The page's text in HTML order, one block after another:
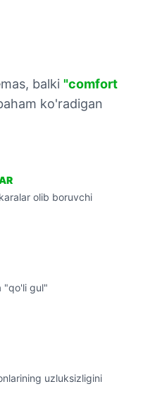
balki "comfort
ko'radigan
olib boruvchi
"qo'li gul"
uzluksizligini